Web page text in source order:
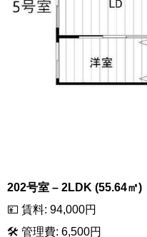
202号室 – 2LDK (55.64㎡)
💴 賃料: 94,000円
🛠 管理費: 6,500円